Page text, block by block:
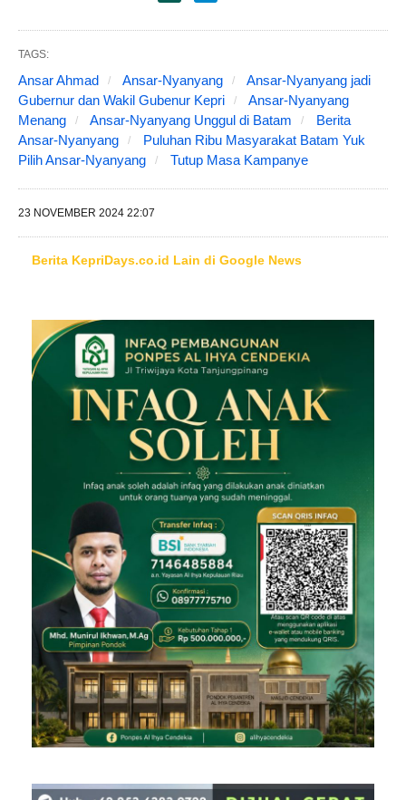
TAGS:
Ansar Ahmad Ansar-Nyanyang
Ansar-Nyanyang jadi
Gubernur dan Wakil Gubenur Kepri
Ansar-Nyanyang
Menang
Ansar-Nyanyang Unggul di Batam
Berita
Ansar-Nyanyang
Puluhan Ribu Masyarakat Batam Yuk
Pilih Ansar-Nyanyang
Tutup Masa Kampanye
23 NOVEMBER 2024 22:07
Berita KepriDays.co.id Lain di Google News